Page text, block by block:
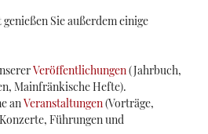
Sie außerdem einige
Veröffentlichungen(Jahrbuch,
Mainfränkische Hefte).
anVeranstaltungen(Vorträge,
Führungen und